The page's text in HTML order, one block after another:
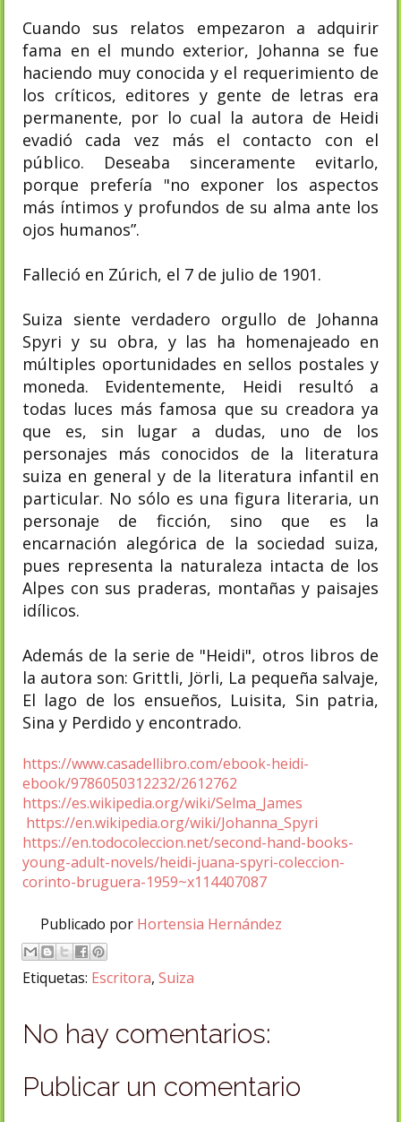
Cuando sus relatos empezaron a adquirir
fama en el mundo exterior, Johanna se fue
haciendo muy conocida y el requerimiento de
los críticos, editores y gente de letras era
permanente, por lo cual la autora de Heidi
evadió cada vez más el contacto con el
público. Deseaba sinceramente evitarlo,
porque prefería "no exponer los aspectos
más íntimos y profundos de su alma ante los
ojos humanos”.
Falleció en Zúrich, el 7 de julio de 1901.
Suiza siente verdadero orgullo de Johanna
Spyri y su obra, y las ha homenajeado en
múltiples oportunidades en sellos postales y
moneda. Evidentemente, Heidi resultó a
todas luces más famosa que su creadora ya
que es, sin lugar a dudas, uno de los
personajes más conocidos de la literatura
suiza en general y de la literatura infantil en
particular. No sólo es una figura literaria, un
personaje de ficción, sino que es la
encarnación alegórica de la sociedad suiza,
pues representa la naturaleza intacta de los
Alpes con sus praderas, montañas y paisajes
idílicos.
Además de la serie de "Heidi", otros libros de
la autora son: Grittli, Jörli, La pequeña salvaje,
El lago de los ensueños, Luisita, Sin patria,
Sina y Perdido y encontrado.
https://www.casadellibro.com/ebook-heidi-
ebook/9786050312232/2612762
https://es.wikipedia.org/wiki/Selma_James
https://en.wikipedia.org/wiki/Johanna_Spyri
https://en.todocoleccion.net/second-hand-books-
young-adult-novels/heidi-juana-spyri-coleccion-
corinto-bruguera-1959~x114407087
Publicado por Hortensia Hernández
Etiquetas: Escritora, Suiza
No hay comentarios:
Publicar un comentario